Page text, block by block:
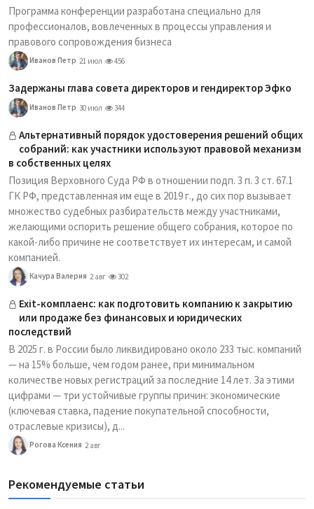
Программа конференции разработана специально для
профессионалов, вовлеченных в процессы управления и
правового сопровождения бизнеса
Иванов Петр 21 июл 456
Задержаны глава совета директоров и гендиректор Эфко
Иванов Петр 30 июл 344
Альтернативный порядок удостоверения решений общих
собраний: как участники используют правовой механизм
в собственных целях
Позиция Верховного Суда РФ в отношении подп. 3 п. 3 ст. 67.1
ГК РФ, представленная им еще в 2019 г., до сих пор вызывает
множество судебных разбирательств между участниками,
желающими оспорить решение общего собрания, которое по
какой-либо причине не соответствует их интересам, и самой
компанией.
Качура Валерия 2 авг 302
Exit-комплаенс: как подготовить компанию к закрытию
или продаже без финансовых и юридических
последствий
В 2025 г. в России было ликвидировано около 233 тыс. компаний
— на 15% больше, чем годом ранее, при минимальном
количестве новых регистраций за последние 14 лет. За этими
цифрами — три устойчивые группы причин: экономические
(ключевая ставка, падение покупательной способности,
отраслевые кризисы), д...
Рогова Ксения 2 авг
Рекомендуемые статьи